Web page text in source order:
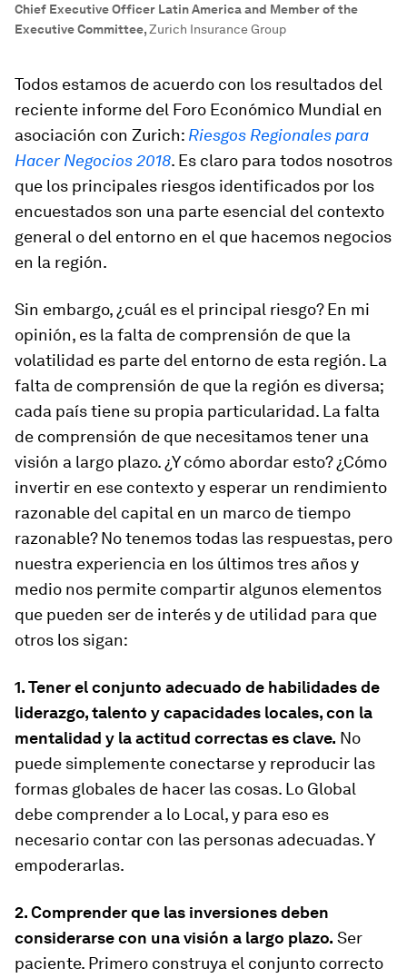
Chief Executive Officer Latin America and Member of the
Executive Committee,Zurich Insurance Group
Todos estamos de acuerdo con los resultados del
reciente informe del Foro Económico Mundial en
asociación con Zurich: Riesgos Regionales para
Hacer Negocios 2018. Es claro para todos nosotros
que los principales riesgos identificados por los
encuestados son una parte esencial del contexto
general o del entorno en el que hacemos negocios
en la región.
Sin embargo, ¿cuál es el principal riesgo? En mi
opinión, es la falta de comprensión de que la
volatilidad es parte del entorno de esta región. La
falta de comprensión de que la región es diversa;
cada país tiene su propia particularidad. La falta
de comprensión de que necesitamos tener una
visión a largo plazo. ¿Y cómo abordar esto? ¿Cómo
invertir en ese contexto y esperar un rendimiento
razonable del capital en un marco de tiempo
razonable? No tenemos todas las respuestas, pero
nuestra experiencia en los últimos tres años y
medio nos permite compartir algunos elementos
que pueden ser de interés y de utilidad para que
otros los sigan:
1. Tener el conjunto adecuado de habilidades de
liderazgo, talento y capacidades locales, con la
mentalidad y la actitud correctas es clave. No
puede simplemente conectarse y reproducir las
formas globales de hacer las cosas. Lo Global
debe comprender a lo Local, y para eso es
necesario contar con las personas adecuadas. Y
empoderarlas.
2. Comprender que las inversiones deben
considerarse con una visión a largo plazo. Ser
paciente. Primero construya el conjunto correcto